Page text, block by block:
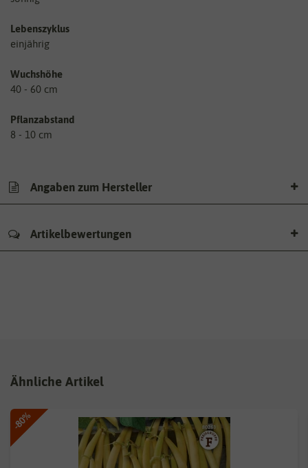
Lebenszyklus
einjährig
Wuchshöhe
40 - 60 cm
Pflanzabstand
8 - 10 cm
Angaben zum Hersteller
Artikelbewertungen
Ähnliche Artikel
-80%